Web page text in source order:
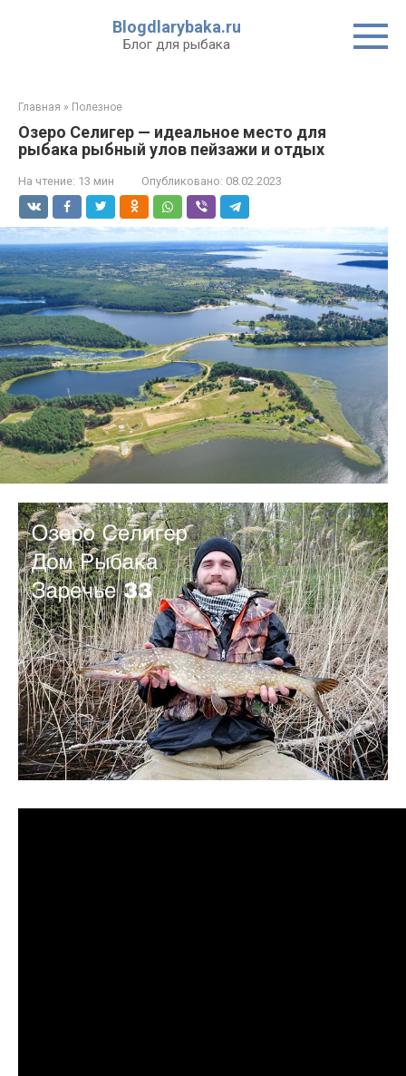
Blogdlarybaka.ru
Блог для рыбака
Главная » Полезное
Озеро Селигер — идеальное место для
рыбака рыбный улов пейзажи и отдых
На чтение: 13 мин Опубликовано: 08.02.2023